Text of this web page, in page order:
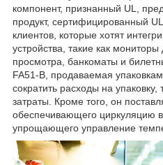
компонент, признанный UL,
продукт, сертифицированный
клиентов, которые хотят
устройства, такие как
просмотра, банкоматы и
FA51-B, продаваемая
сократить расходы на упаковку,
затраты. Кроме того, он
обеспечивающего циркуляцию
упрощающего управление